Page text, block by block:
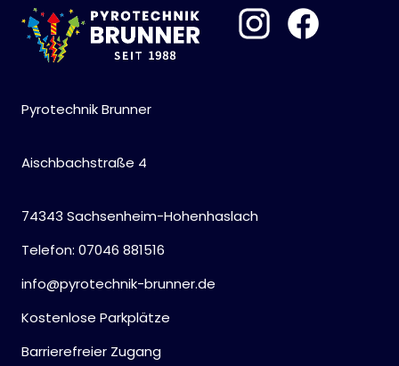
Pyrotechnik Brunner
Aischbachstraße 4
74343 Sachsenheim-Hohenhaslach
Telefon: 07046 881516
info@pyrotechnik-brunner.de
Kostenlose Parkplätze
Barrierefreier Zugang